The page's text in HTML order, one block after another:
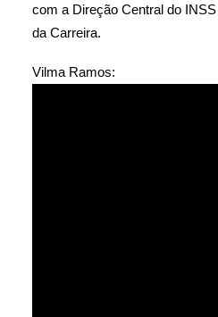
com a Direção Central do
da Carreira.
Vilma Ramos: